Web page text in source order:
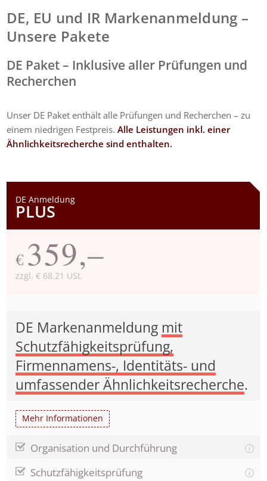
DE, EU und IR Markenanmeldung –
Unsere Pakete
DE Paket – Inklusive aller Prüfungen und
Recherchen
Unser DE Paket enthält alle Prüfungen und Recherchen – zu
einem niedrigen Festpreis.Alle Leistungen inkl. einer
Ähnlichkeitsrecherche sind enthalten.
DE Anmeldung
PLUS
€ 359,–
zzgl. € 68,21 USt.
DE Markenanmeldung mit
Schutzfähigkeitsprüfung,
Firmennamens-, Identitäts- und
umfassender Ähnlichkeitsrecherche.
Mehr Informationen
Organisation und Durchführung
Schutzfähigkeitsprüfung